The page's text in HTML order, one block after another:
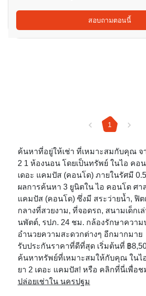
สอบถามตอนนี้
1
ค้นหาที่อยู่ให้เช่า ที่เหมาะสมกับคุณ จ
2 1 ห้องนอน โดยเป็นทรัพย์ ในไอ คอ
เดอะ แคมปัส (คอนโด) ภายในรัศมี
ผลการค้นหา 3 ยูนิตใน ไอ คอนโด ศา
แคมปัส (คอนโด) ซึ่งมี สระว่ายน้ำ, ฟิ
กลางที่สวยงาม, ที่จอดรถ, สนามเด็กเ
นพัตต์, รปภ. 24 ชม. กล้องรักษาควา
อำนวยความสะดวกต่างๆ อีกมากมาย
รับประกันราคาที่ดีที่สุด เริ่มต้นที่ ฿
ค้นหาทรัพย์ที่เหมาะสมให้กับคุณ ในไ
ยา 2 เดอะ แคมปัส! หรือ คลิกที่นี่เพื่อช
ปล่อยเช่าใน นครปฐม